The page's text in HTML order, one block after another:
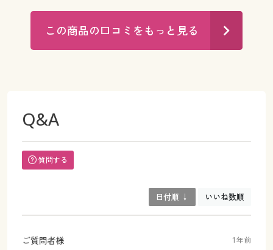
この商品の口コミをもっと見る
Q&A
質問する
日付順 ↓ いいね数順
ご質問者様 1年前